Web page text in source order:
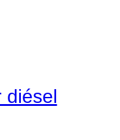
diésel